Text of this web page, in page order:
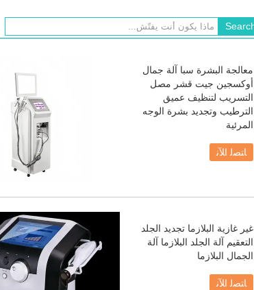
معالجة البشرة سبا آلة جمال
أوكسجين جيت قشر مصل
التسريب لتنظيف عميق
الترطيب وتجديد بشرة الوجه
المرئية
ﺎﺘﺼﻟ ﺍﻶﻧ
غير غازية البلازما تجديد الجلد
التعقيم آلة الجلد البلازما آلة
الجمال البلازما
ﺎﺘﺼﻟ ﺍﻶﻧ